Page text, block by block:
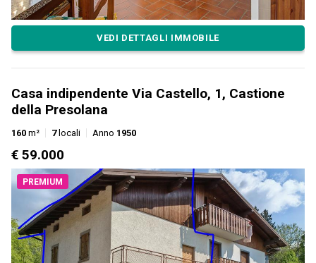
VEDI DETTAGLI IMMOBILE
Casa indipendente Via Castello, 1, Castione
della Presolana
160 m² 7locali Anno 1950
€ 59.000
PREMIUM